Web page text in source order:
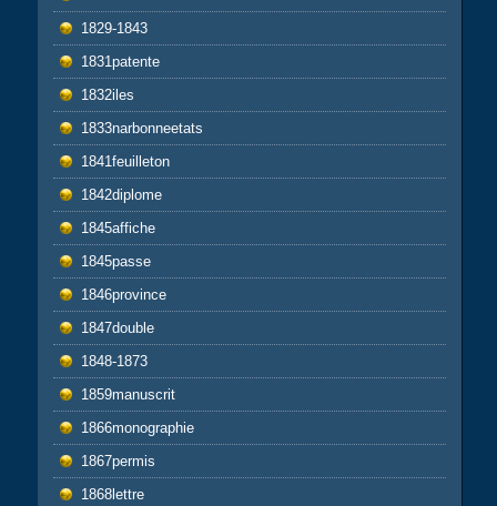
1829-1843
1831patente
1832iles
1833narbonneetats
1841feuilleton
1842diplome
1845affiche
1845passe
1846province
1847double
1848-1873
1859manuscrit
1866monographie
1867permis
1868lettre